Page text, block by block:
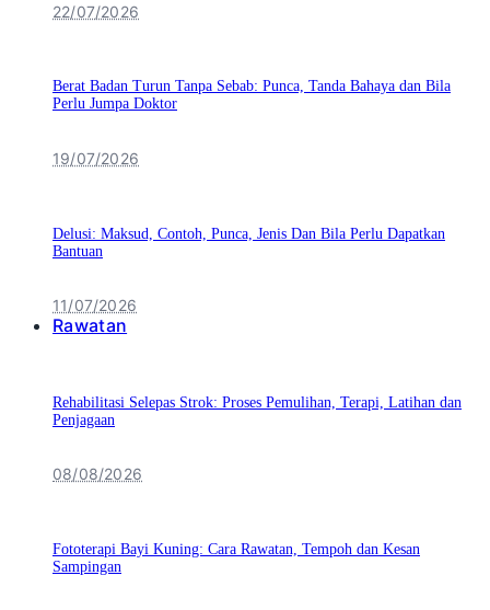
22/07/2026
Berat Badan Turun Tanpa Sebab: Punca, Tanda Bahaya dan Bila
Perlu Jumpa Doktor
19/07/2026
Delusi: Maksud, Contoh, Punca, Jenis Dan Bila Perlu Dapatkan
Bantuan
11/07/2026
Rawatan
Rehabilitasi Selepas Strok: Proses Pemulihan, Terapi, Latihan dan
Penjagaan
08/08/2026
Fototerapi Bayi Kuning: Cara Rawatan, Tempoh dan Kesan
Sampingan